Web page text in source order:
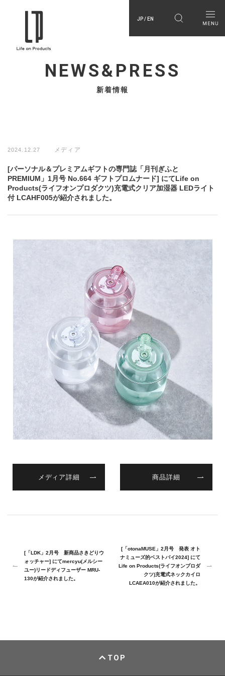
JP / EN
NEWS&PRESS
新着情報
2024.12.27 メディア
[パーソナル＆プレミアムギフトの専門誌「月刊ぎふと
PREMIUM」1月号 No.664 ギフトプロムナード] にてLife on
Products(ライフオンプロダクツ)充電式クリア加湿器 LEDライト
付 LCAHF005が紹介されました。
メディア詳細 商品詳細
[「LDK」2月号 新商品さきどりウ
ォッチャー] にてmercyu(メルシー
ユー)リードディフューザー MRU-
130が紹介されました。
[「otonaMUSE」2月号 発表 オト
ナミューズ的ベストバイ2024] にて
Life on Products(ライフオンプロダ
クツ)充電式ネックカイロ
LCAEA010が紹介されました。
TOP